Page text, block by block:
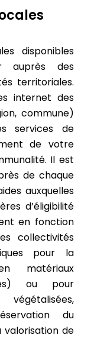
disponibles
auprès des
territoriales.
internet des
commune)
services de
de votre
Il est
de chaque
auxquelles
d’éligibilité
en fonction
collectivités
pour la
matériaux
ou pour
du
de